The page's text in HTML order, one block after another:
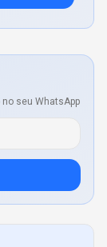
seu WhatsApp